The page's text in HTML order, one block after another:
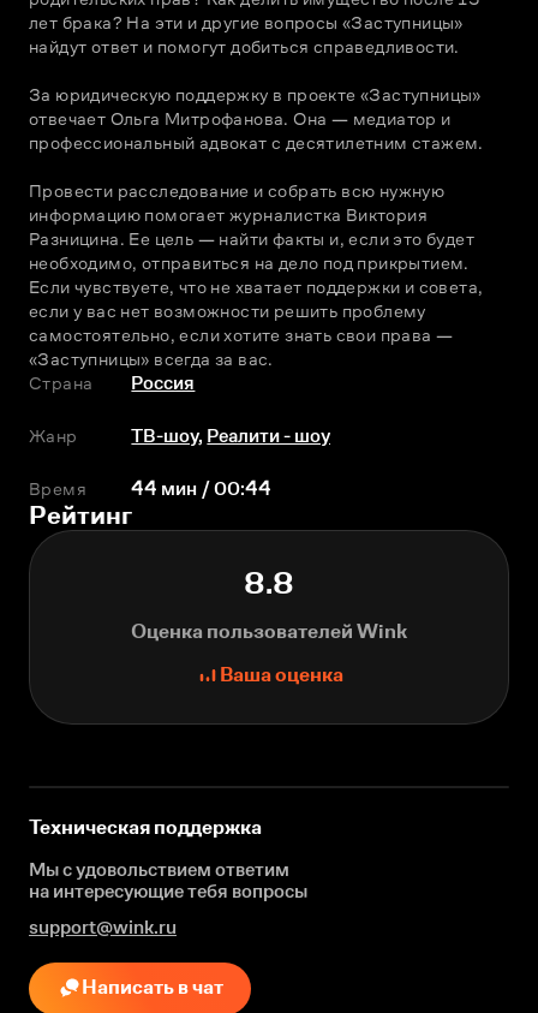
лет брака? На эти и другие вопросы «Заступницы»
найдут ответ и помогут добиться справедливости.
За юридическую поддержку в проекте «Заступницы»
отвечает Ольга Митрофанова. Она — медиатор и
профессиональный адвокат с десятилетним стажем.
Провести расследование и собрать всю нужную
информацию помогает журналистка Виктория
Разницина. Ее цель — найти факты и, если это будет
необходимо, отправиться на дело под прикрытием.
Если чувствуете, что не хватает поддержки и совета,
если у вас нет возможности решить проблему
самостоятельно, если хотите знать свои права —
«Заступницы» всегда за вас.
Страна
Россия
Жанр ТВ-шоу, Реалити - шоу
Время 44 мин / 00:44
Рейтинг
8.8
Оценка пользователей Wink
Ваша оценка
Техническая поддержка
Мы с удовольствием ответим
на интересующиетебя вопросы
support@wink.ru
Написать в чат